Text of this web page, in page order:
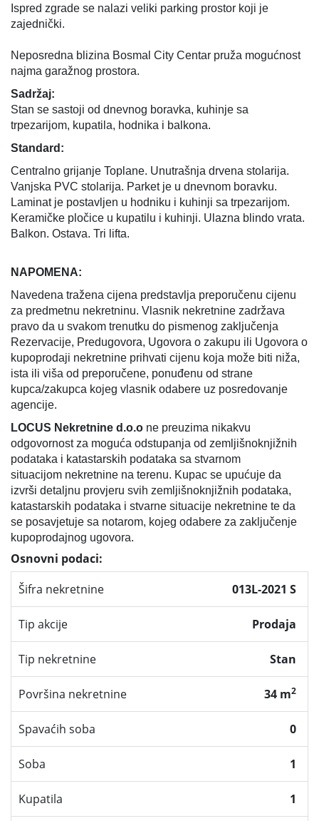
Ispred zgrade se nalazi veliki parking prostor koji je
zajednički.
Neposredna blizina Bosmal City Centar pruža mogućnost
najma garažnog prostora.
Sadržaj:
Stan se sastoji od dnevnog boravka, kuhinje sa
trpezarijom, kupatila, hodnika i balkona.
Standard:
Centralno grijanje Toplane. Unutrašnja drvena stolarija.
Vanjska PVC stolarija. Parket je u dnevnom boravku.
Laminat je postavljen u hodniku i kuhinji sa trpezarijom.
Keramičke pločice u kupatilu i kuhinji. Ulazna blindo vrata.
Balkon. Ostava. Tri lifta.
NAPOMENA:
Navedena tražena cijena predstavlja preporučenu cijenu
za predmetnu nekretninu. Vlasnik nekretnine zadržava
pravo da u svakom trenutku do pismenog zaključenja
Rezervacije, Predugovora, Ugovora o zakupu ili Ugovora o
kupoprodaji nekretnine prihvati cijenu koja može biti niža,
ista ili viša od preporučene, ponuđenu od strane
kupca/zakupca kojeg vlasnik odabere uz posredovanje
agencije.
LOCUS Nekretnine d.o.o ne preuzima nikakvu
odgovornost za moguća odstupanja od zemljišnoknjižnih
podataka i katastarskih podataka sa stvarnom
situacijom nekretnine na terenu. Kupac se upućuje da
izvrši detaljnu provjeru svih zemljišnoknjižnih podataka,
katastarskih podataka i stvarne situacije nekretnine te da
se posavjetuje sa notarom, kojeg odabere za zaključenje
kupoprodajnog ugovora.
Osnovni podaci:
Šifra nekretnine
013L-2021 S
Tip akcije Prodaja
Tip nekretnine Stan
Površina nekretnine 34 m2
Spavaćih soba 0
Soba 1
Kupatila 1